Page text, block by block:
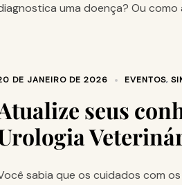
uma doença? Ou como
DE JANEIRO DE 2026 EVENTOS,
seus
sabia que os cuidados com